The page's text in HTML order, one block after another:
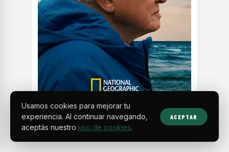
Usamos cookies para mejorar tu
experiencia. Al continuar navegando,
aceptás nuestro uso de cookies.
ACEPTAR